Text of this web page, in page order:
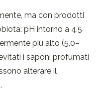
ma con prodotti
pH intorno a 4,5
più alto (5,0–
i saponi profumati
alterare il